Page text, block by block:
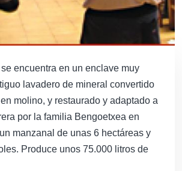
encuentra en un enclave muy
lavadero de mineral convertido
molino, y restaurado y adaptado a
por la familia Bengoetxea en
manzanal de unas 6 hectáreas y
Produce unos 75.000 litros de